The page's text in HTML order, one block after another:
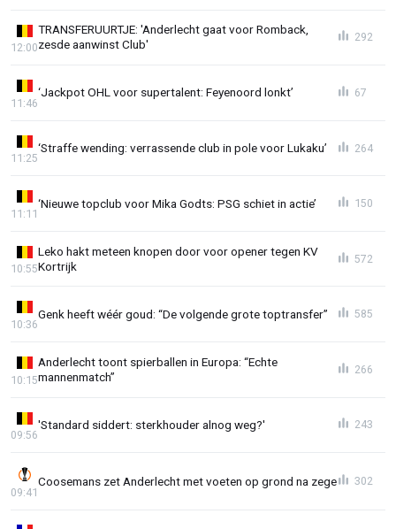
TRANSFERUURTJE: 'Anderlecht gaat voor Romback,
zesde aanwinst Club'
12:00
292
‘Jackpot OHL voor supertalent: Feyenoord lonkt’
11:46
67
‘Straffe wending: verrassende club in pole voor Lukaku’
11:25
264
‘Nieuwe topclub voor Mika Godts: PSG schiet in actie’
11:11
150
Leko hakt meteen knopen door voor opener tegen KV
Kortrijk
10:55
572
Genk heeft wéér goud: “De volgende grote toptransfer”
10:36
585
Anderlecht toont spierballen in Europa: “Echte
mannenmatch”
10:15
266
'Standard siddert: sterkhouder alnog weg?'
09:56
243
Coosemans zet Anderlecht met voeten op grond na zege
09:41
302